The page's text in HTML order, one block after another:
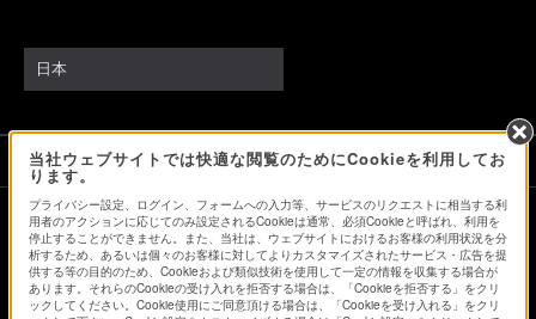
当社ウェブサイトでは快適な閲覧のためにCookieを利用してお
ります。
プライバシー設定、ログイン、フォームへの入力等、サービスのリクエストに相当する利
用者のアクションに応じてのみ設定されるCookieは通常、必須Cookieと呼ばれ、利用を
停止することができません。また、当社は、ウェブサイトにおけるお客様の利用状況を分
析するため、あるいは個々のお客様に対してよりカスタマイズされたサービス・広告を提
供する等の目的のため、Cookieおよび類似技術を使用して一定の情報を収集する場合が
あります。それらのCookieの受け入れを拒否する場合は、「Cookieを拒否する」をクリ
ックしてください。Cookie使用にご同意頂ける場合は、「Cookieを受け入れる」をクリ
日本
ソニーストアでのお買い物にあたって
会社情報 採用情報 特約店のご案内
ニュースリリース
環境情報
My Sony 利用規約